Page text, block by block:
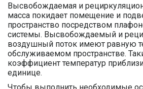
Высвобождаемая и
масса покидает помещение и
пространство посредством
системы. Высвобождаемый и
воздушный поток имеют равную
обслуживаемом пространстве.
коэффициент температур
единице.